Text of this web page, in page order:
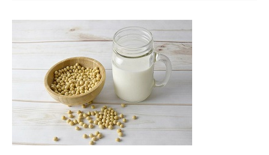
- 市場調査
- 競合調査
- アンケート調査
- クイックリサーチ
自主企画調査
お客様の声
Beauty & Cosmetics
Pharmaceuticals & Medical
Chemical & Life Sciences
Topics ／ トピックス
ALL
お知らせ
新刊情報
Newsletter
Recruit ／ 採用情報
採用TOP
- 求める人物像
- 人事育成システム
Contents ／ 事業紹介